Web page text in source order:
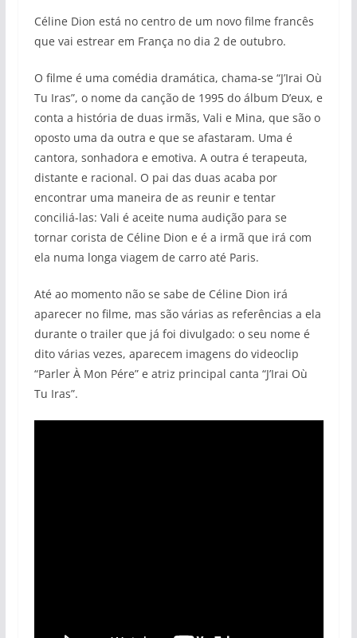
Céline Dion está no centro de um novo filme francês
que vai estrear em França no dia 2 de outubro.
O filme é uma comédia dramática, chama-se “J’Irai Où
Tu Iras”, o nome da canção de 1995 do álbum D’eux, e
conta a história de duas irmãs, Vali e Mina, que são o
oposto uma da outra e que se afastaram. Uma é
cantora, sonhadora e emotiva. A outra é terapeuta,
distante e racional. O pai das duas acaba por
encontrar uma maneira de as reunir e tentar
conciliá-las: Vali é aceite numa audição para se
tornar corista de Céline Dion e é a irmã que irá com
ela numa longa viagem de carro até Paris.
Até ao momento não se sabe de Céline Dion irá
aparecer no filme, mas são várias as referências a ela
durante o trailer que já foi divulgado: o seu nome é
dito várias vezes, aparecem imagens do videoclip
“Parler À Mon Pére” e atriz principal canta “J’Irai Où
Tu Iras”.